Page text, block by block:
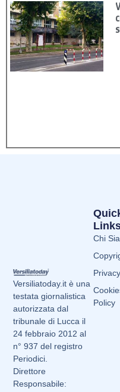
Versiliatoday.it è una
testata giornalistica
autorizzata dal
tribunale di Lucca il
24 febbraio 2012 al
n° 937 del registro
Periodici.
Direttore
Responsabile:
Chi
Privacy
Policy